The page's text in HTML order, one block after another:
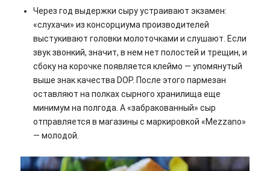
Через год выдержки сыру устраивают экзамен:
«слухачи» из консорциума производителей
выстукивают головки молоточками и слушают. Если
звук звонкий, значит, в нем нет полостей и трещин, и
сбоку на корочке появляется клеймо — упомянутый
выше знак качества DOP. После этого пармезан
оставляют на полках сырного хранилища еще
минимум на полгода. А «забракованный» сыр
отправляется в магазины с маркировкой «Mezzano»
— молодой.